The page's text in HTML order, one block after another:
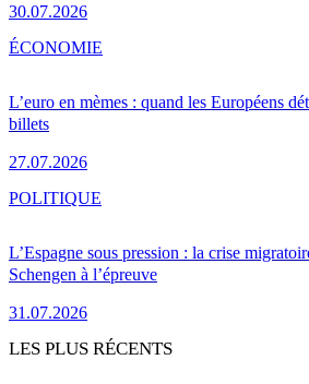
30.07.2026
L’euro en mèmes : quand les Européens
billets
27.07.2026
ÉCONOMIE
L’Espagne sous pression : la crise
Schengen à l’épreuve
31.07.2026
POLITIQUE
LES PLUS RÉCENTS